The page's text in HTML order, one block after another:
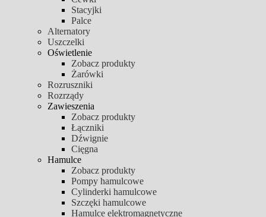
Stacyjki
Palce
Alternatory
Uszczelki
Oświetlenie
Zobacz produkty
Żarówki
Rozruszniki
Rozrządy
Zawieszenia
Zobacz produkty
Łączniki
Dźwignie
Cięgna
Hamulce
Zobacz produkty
Pompy hamulcowe
Cylinderki hamulcowe
Szczęki hamulcowe
Hamulce elektromagnetyczne